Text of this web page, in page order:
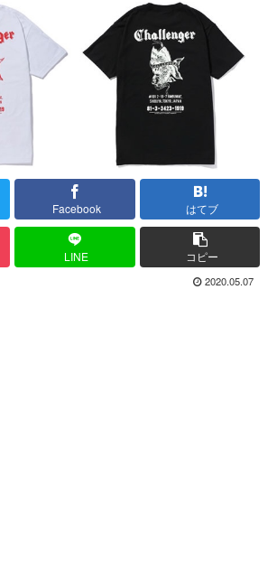
Facebook はてブ
LINE コピー
2020.05.07